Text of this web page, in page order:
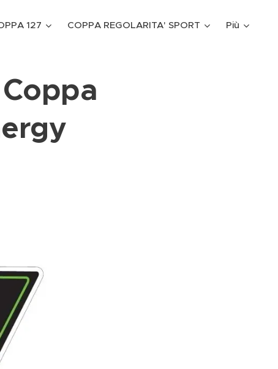
127 COPPA REGOLARITA' SPORT Più